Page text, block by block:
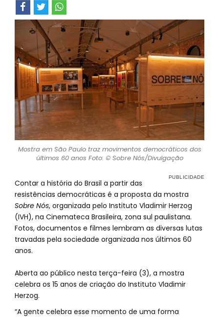
Mostra em São Paulo traz movimentos democráticos dos
últimos 60 anos Foto: © Sobre Nós/Divulgação
Contar a história do Brasil a partir das
resistências democráticas é a proposta da mostra
Sobre Nós, organizada pelo Instituto Vladimir Herzog
(IVH), na Cinemateca Brasileira, zona sul paulistana.
Fotos, documentos e filmes lembram as diversas lutas
travadas pela sociedade organizada nos últimos 60
anos.
Aberta ao público nesta terça-feira (3), a mostra
celebra os 15 anos de criação do Instituto Vladimir
Herzog.
“A gente celebra esse momento de uma forma